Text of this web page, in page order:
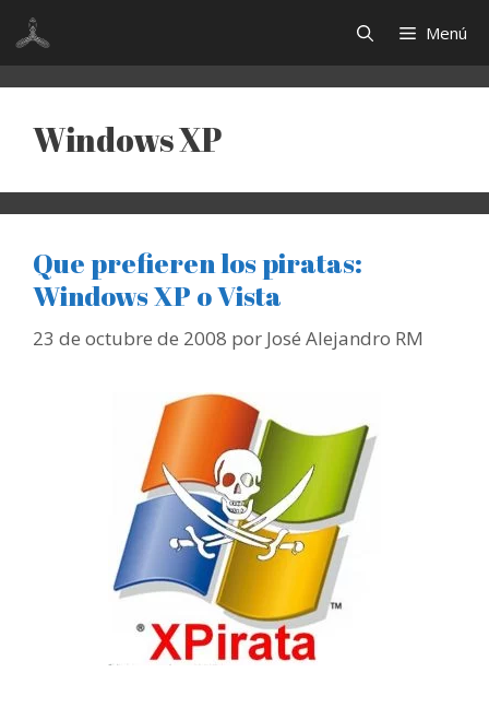
Saltar
contenido
Menú
Windows XP
Que prefieren los piratas:
Windows XP o Vista
23 de octubre de 2008 por José Alejandro RM